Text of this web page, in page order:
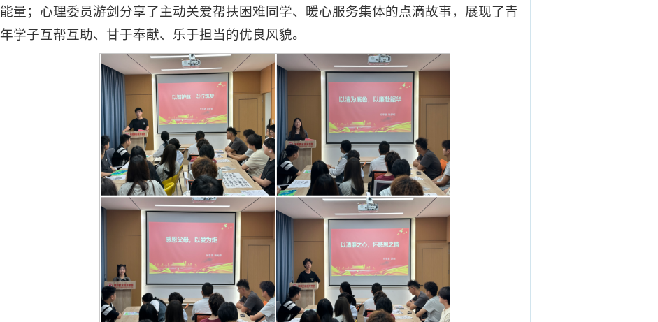
能量；心理委员游剑分享了主动关爱帮扶困难同学、暖心服务集体的点滴故事，展现了青
年学子互帮互助、甘于奉献、乐于担当的优良风貌。